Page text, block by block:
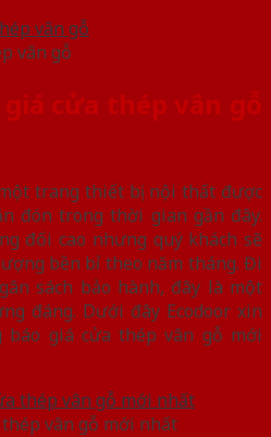
vân gỗ
cửa thép vân gỗ
trang thiết bị nội thất được
đón trong thời gian gần đây.
đối cao nhưng quý khách sẽ
bền bỉ theo năm tháng. Đi
sách bảo hành, đây là một
đáng. Dưới đây Ecodoor xin
báo giá cửa thép vân gỗ mới
thép vân gỗ mới nhất